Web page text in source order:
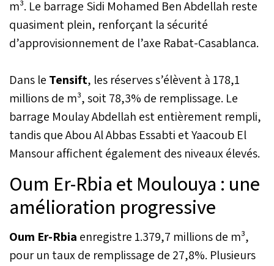
m³. Le barrage Sidi Mohamed Ben Abdellah reste
quasiment plein, renforçant la sécurité
d’approvisionnement de l’axe Rabat-Casablanca.
Dans le Tensift, les réserves s’élèvent à 178,1
millions de m³, soit 78,3% de remplissage. Le
barrage Moulay Abdellah est entièrement rempli,
tandis que Abou Al Abbas Essabti et Yaacoub El
Mansour affichent également des niveaux élevés.
Oum Er-Rbia et Moulouya : une
amélioration progressive
Oum Er-Rbia enregistre 1.379,7 millions de m³,
pour un taux de remplissage de 27,8%. Plusieurs